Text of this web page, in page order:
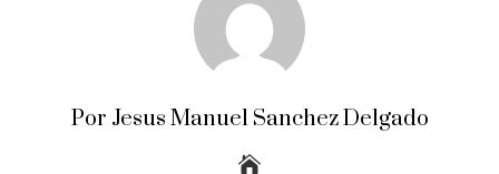
Por Jesus Manuel Sanchez Delgado